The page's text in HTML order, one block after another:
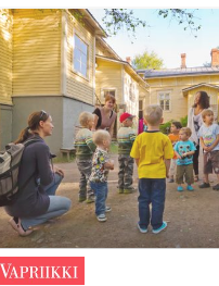
hyväksytty Unescon
maailmanperintöluetteloon.
13 kohteesta viisi sijaitsee
Finlandia-talon, Alvar Aallon
ja ateljeen, Kulttuuritalon
Kansaneläkelaitoksen
maailmanperintöstatus
Helsingin mainetta
muotoilu- ja